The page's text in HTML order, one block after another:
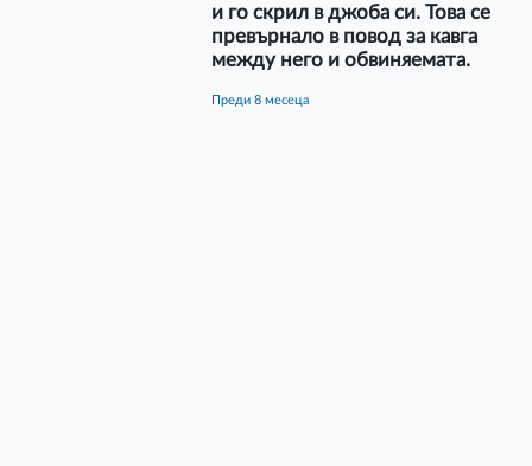
и го скрил в джоба си. Това се
превърнало в повод за кавга
между него и обвиняемата.
преди 8 месеца